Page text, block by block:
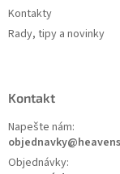
Kontakty
Rady, tipy a novinky
Kontakt
Napešte nám:
Objednávky: